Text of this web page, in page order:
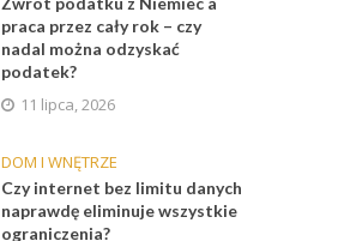
praca przez cały rok – czy
nadal można odzyskać
podatek?
11 lipca, 2026
DOM I WNĘTRZE
Czy internet bez limitu danych
naprawdę eliminuje wszystkie
ograniczenia?